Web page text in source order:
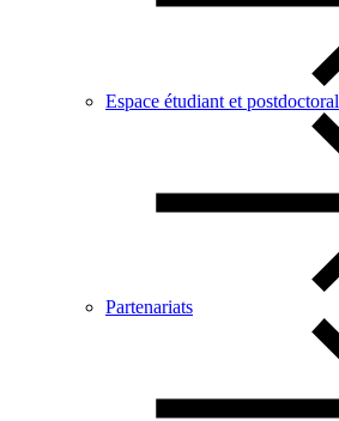
Espace étudiant et postdoctoral
Partenariats